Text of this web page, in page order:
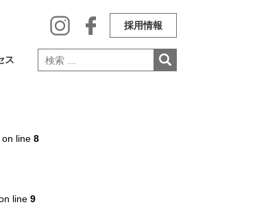
採用情報
ス
on line 8
line 9